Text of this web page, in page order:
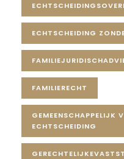
ECHTSCHEIDING
FAMILIERECHT
GEMEENSCHAPPELIJK
ECHTSCHEIDING